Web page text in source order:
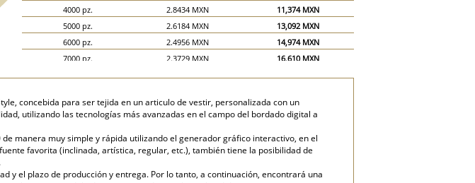
4000 pz.
2.8434 MXN
11,374 MXN
5000 pz.
2.6184 MXN
13,092 MXN
6000 pz.
2.4956 MXN
14,974 MXN
7000 pz.
2.3729 MXN
16,610 MXN
10000 pz.
2.0251 MXN
20,251 MXN
20000 pz.
1.1864 MXN 23,729 MXN
concebida para ser tejida en un articulo de vestir, personalizada con un
utilizando las tecnologías más avanzadas en el campo del bordado digital a
manera muy simple y rápida utilizando el generador gráfico interactivo, en el
favorita (inclinada, artística, regular, etc.), también tiene la posibilidad de
y el plazo de producción y entrega. Por lo tanto, a continuación, encontrará una